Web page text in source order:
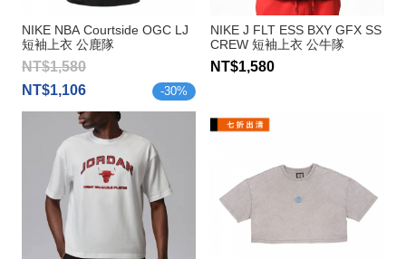
NIKE NBA Courtside OGC LJ
短袖上衣 公鹿隊
Antetokounmpo
NT$1,580
NT$1,106
-30%
NIKE J FLT ESS BXY GFX SS
CREW 短袖上衣 公牛隊
NT$1,580